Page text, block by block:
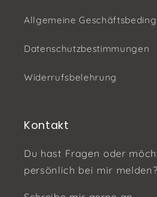
Allgemeine
Datenschutzbestimmungen
Widerrufsbelehrung
Kontakt
Du hast Fragen oder
persönlich bei mir melden?